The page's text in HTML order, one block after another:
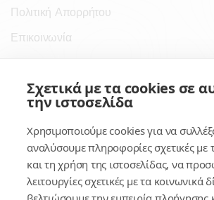
Πολιτική Απορρήτου
Επικοινωνία
Σύνδεσμοι
Κέντρο Γνώσης
Πλατφόρμα
Εγγραφή
Σχετικά με τα cookies σε
την ιστοσελίδα
Χρησιμοποιούμε cookies για να
αναλύσουμε πληροφορίες σχετικές
και τη χρήση της ιστοσελίδας, να
λειτουργίες σχετικές με τα κοινωνικά